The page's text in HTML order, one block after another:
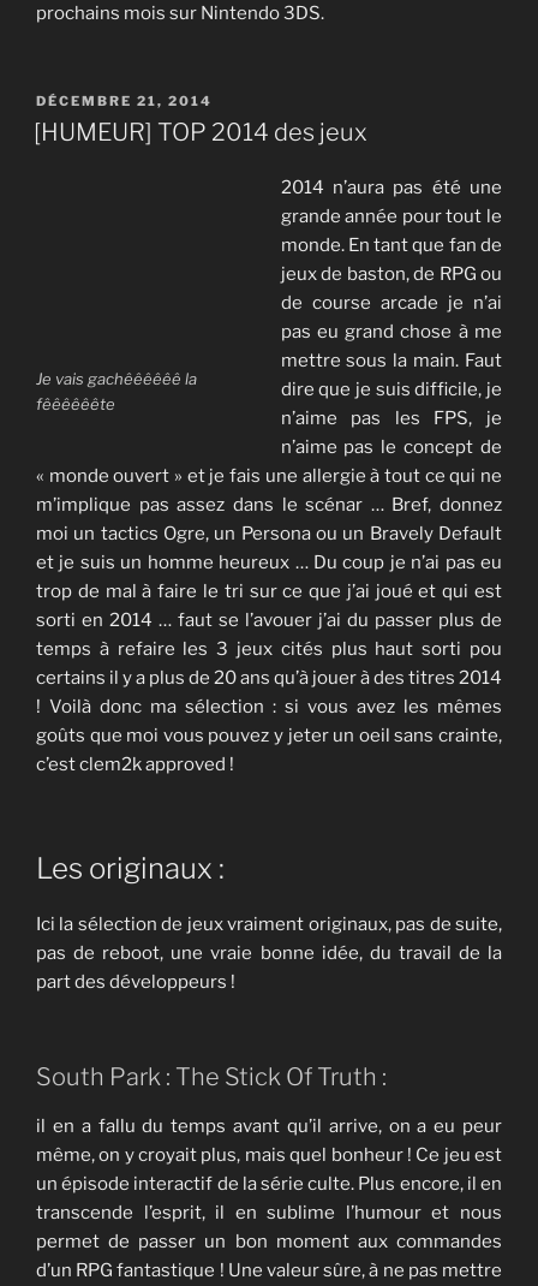
prochains mois sur Nintendo 3DS.
PUBLIÉ
LE
DÉCEMBRE 21, 2014
[HUMEUR] TOP 2014 des jeux
Je vais gachêêêêêê la
fêêêêêête
2014 n’aura pas été une
grande année pour tout le
monde. En tant que fan de
jeux de baston, de RPG ou
de course arcade je n’ai
pas eu grand chose à me
mettre sous la main. Faut
dire que je suis difficile, je
n’aime pas les FPS, je
n’aime pas le concept de
« monde ouvert » et je fais une allergie à tout ce qui ne
m’implique pas assez dans le scénar … Bref, donnez
moi un tactics Ogre, un Persona ou un Bravely Default
et je suis un homme heureux … Du coup je n’ai pas eu
trop de mal à faire le tri sur ce que j’ai joué et qui est
sorti en 2014 … faut se l’avouer j’ai du passer plus de
temps à refaire les 3 jeux cités plus haut sorti pou
certains il y a plus de 20 ans qu’à jouer à des titres 2014
! Voilà donc ma sélection : si vous avez les mêmes
goûts que moi vous pouvez y jeter un oeil sans crainte,
c’est clem2k approved !
Les originaux :
Ici la sélection de jeux vraiment originaux, pas de suite,
pas de reboot, une vraie bonne idée, du travail de la
part des développeurs !
South Park : The Stick Of Truth :
il en a fallu du temps avant qu’il arrive, on a eu peur
même, on y croyait plus, mais quel bonheur ! Ce jeu est
un épisode interactif de la série culte. Plus encore, il en
transcende l’esprit, il en sublime l’humour et nous
permet de passer un bon moment aux commandes
d’un RPG fantastique ! Une valeur sûre, à ne pas mettre